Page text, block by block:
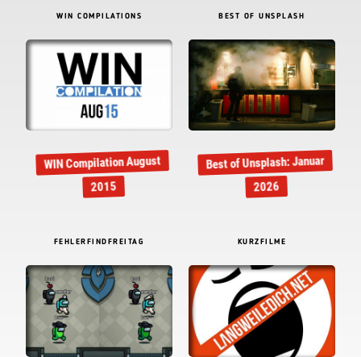
WIN COMPILATIONS
WIN Compilation August
2015
BEST OF UNSPLASH
Best of Unsplash: Januar
2026
FEHLERFINDFREITAG KURZFILME